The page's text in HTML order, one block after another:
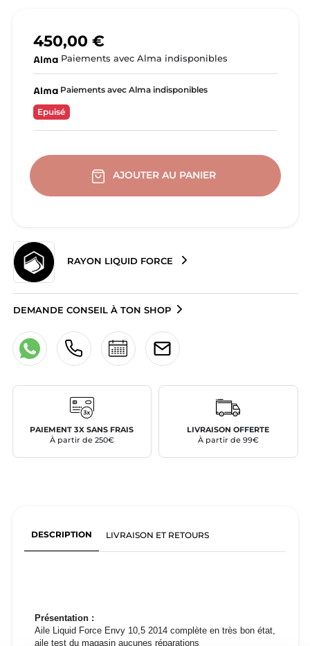
450,00 €
Paiements avec Alma indisponibles
Paiements avec Alma indisponibles
Epuisé
AJOUTER AU PANIER
RAYON LIQUID FORCE
DEMANDE CONSEIL À TON SHOP
PAIEMENT 3X SANS FRAIS
À partir de 250€
LIVRAISON OFFERTE
À partir de 99€
DESCRIPTION LIVRAISON ET RETOURS
Présentation :
Aile Liquid Force Envy 10,5 2014 complète en très bon état,
aile test du magasin aucunes réparations